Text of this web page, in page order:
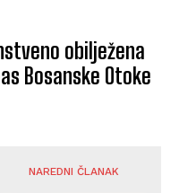
obilježena
Bosanske Otoke
NAREDNI ČLANAK